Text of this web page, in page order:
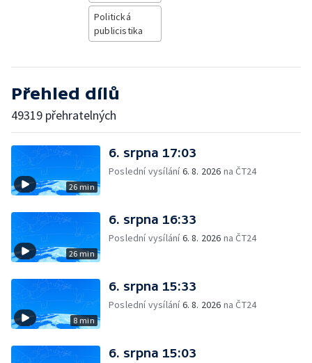
Politická
publicistika
Přehled dílů
49319 přehratelných
26 min
6. srpna 17:03
Poslední vysílání6. 8. 2026 na ČT24
26 min
6. srpna 16:33
Poslední vysílání6. 8. 2026 na ČT24
8 min
6. srpna 15:33
Poslední vysílání6. 8. 2026 na ČT24
6. srpna 15:03